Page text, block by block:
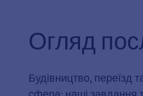
Огляд
Будівництво, переїзд